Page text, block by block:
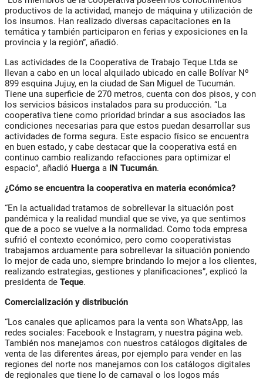
productivos de la actividad, manejo de máquina y utilización de
los insumos. Han realizado diversas capacitaciones en la
temática y también participaron en ferias y exposiciones en la
provincia y la región”, añadió.
Las actividades de la Cooperativa de Trabajo Teque Ltda se
llevan a cabo en un local alquilado ubicado en calle Bolívar Nº
899 esquina Jujuy, en la ciudad de San Miguel de Tucumán.
Tiene una superficie de 270 metros, cuenta con dos pisos, y con
los servicios básicos instalados para su producción. “La
cooperativa tiene como prioridad brindar a sus asociados las
condiciones necesarias para que estos puedan desarrollar sus
actividades de forma segura. Este espacio físico se encuentra
en buen estado, y cabe destacar que la cooperativa está en
continuo cambio realizando refacciones para optimizar el
espacio”, añadió Huerga a IN Tucumán.
¿Cómo se encuentra la cooperativa en materia económica?
“En la actualidad tratamos de sobrellevar la situación post
pandémica y la realidad mundial que se vive, ya que sentimos
que de a poco se vuelve a la normalidad. Como toda empresa
sufrió el contexto económico, pero como cooperativistas
trabajamos arduamente para sobrellevar la situación poniendo
lo mejor de cada uno, siempre brindando lo mejor a los clientes,
realizando estrategias, gestiones y planificaciones”, explicó la
presidenta de Teque.
Comercialización y distribución
“Los canales que aplicamos para la venta son WhatsApp, las
redes sociales: Facebook e Instagram, y nuestra página web.
También nos manejamos con nuestros catálogos digitales de
venta de las diferentes áreas, por ejemplo para vender en las
regiones del norte nos manejamos con los catálogos digitales
de regionales que tiene lo de carnaval o los logos más